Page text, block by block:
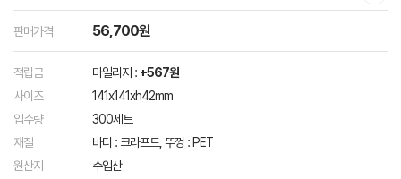
판매가격 56,700원
적립금 마일리지 : +567원
사이즈
141x141xh42mm
입수량
300세트
재질
바디 : 크라프트, 뚜껑 : PET
원산지
수입산